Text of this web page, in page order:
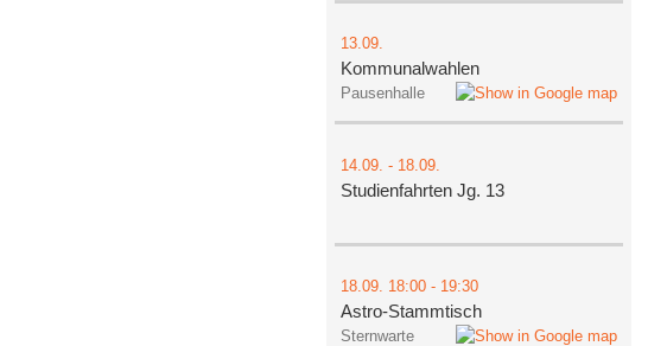
13.09.
Kommunalwahlen
Pausenhalle
14.09. - 18.09.
Studienfahrten Jg. 13
18.09. 18:00- 19:30
Astro-Stammtisch
Sternwarte